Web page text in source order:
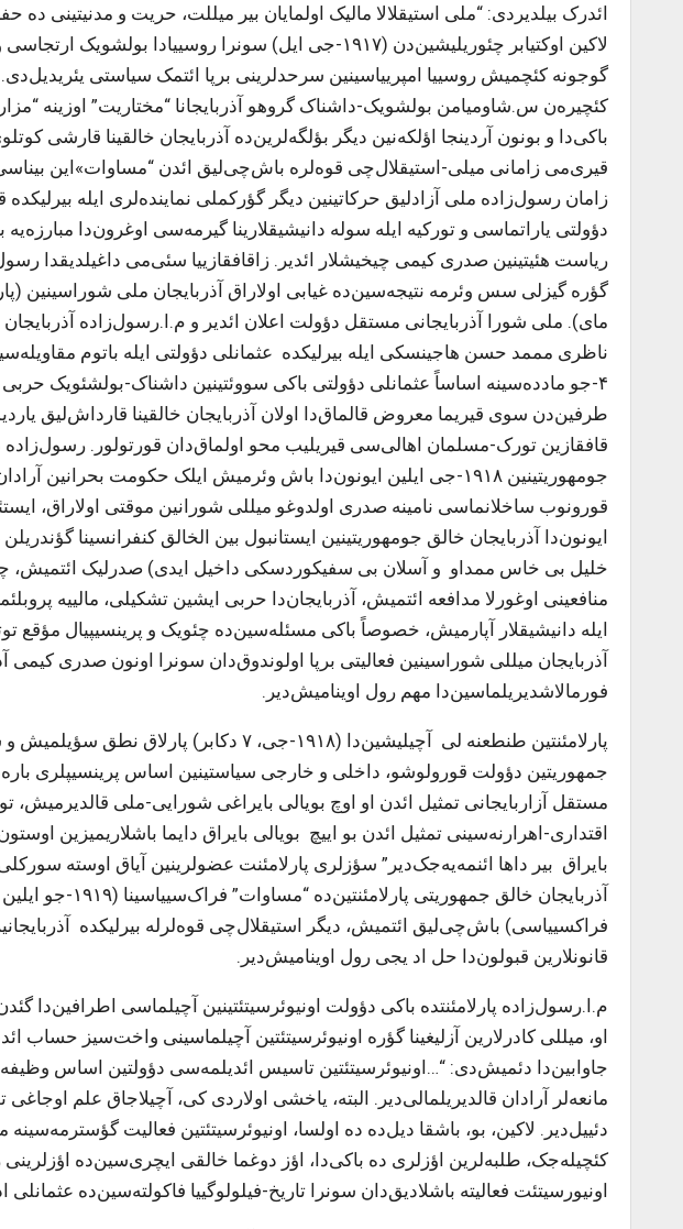
ائد‌رک بیلدیردی: “ملی استیقلالا مالیک اولمایان بیر میللت، حریت و مدنیتینی ده
لاکین اوکتیابر چئوریلیشین‌دن (۱۹۱۷-جی ایل) سونرا
گوجونه کئچمیش روسییا امپرییاسینین سرحدلرینی برپا ائتمک سیاستی یئریدیل‌دی.
باکی‌دا و بونون آردینجا اؤلکه‌نین دیگر بؤلگه‌لرین‌ده آذربایجان خالقینا قارشی
قیری‌می زامانی میلی-استیقلال‌چی قوه‌لره باش‌چی‌لیق ائد‌ن “مساوات»این
زامان رسول‌زاده ملی آزادلیق حرکاتینین دیگر گؤرکملی نماینده‌لری ایله بیرلیکده
دؤولتی یاراتماسی و تورکیه ایله سوله دانیشیقلارینا گیرمه‌سی اوغرون‌دا
ریاست هئیتینین صدری کیمی چیخیشلار ائدیر. زاقافقازییا سئی‌می داغیلدیقدا
مای). ملی شورا آذربایجانی مستقل دؤولت اعلان ائدیر و م.ا.رسول‌زاده
۴-جو مادده‌سینه اساساً عثمانلی دؤولتی باکی سووئتینین داشناک-بولشئویک
طرفین‌دن سوی قیریما معروض قالماق‌دا اولان آذربایجان خالقینا قارداش‌لیق
قافقازین تورک-مسلمان اهالی‌سی قیریلیب محو اولماق‌دان قورتولور.
جومهوریتینین ۱۹۱۸-جی ایلین ایونون‌دا باش وئرمیش ایلک حکومت
ایونون‌دا آذربایجان خالق جومهوریتینین ایستانبول بین الخالق کنفرانسینا
خلیل بی خاس ممداو و آسلان بی سفیکوردسکی داخیل ایدی) صدرلیک ائتمیش،
منافعینی اوغورلا مدافعه ائتمیش، آذربایجان‌دا حربی ایشین تشکیلی، مالییه
آذربایجان میللی شوراسینین فعالیتی برپا اولوندوق‌دان سونرا اونون صدری کیمی
فورمالاشدیریلماسین‌دا مهم رول اوینامیش‌دیر.
پارلامئنتین طنطعنه لی ‌ آچیلیشین‌دا (۱۹۱۸-جی، ۷
جمهوریتین دؤولت قورولوشو، داخلی و خارجی سیاستینین اساس پرینسیپلری
مستقل آزاربایجانی تمثیل ائد‌ن او اوچ بویالی بایراغی شورایی-ملی قالدیرمیش،
اقتداری-اهرارنه‌سینی تمثیل ائد‌ن بو اییچ بویالی بایراق دایما باشلاریمیزین
بایراق بیر داها ائنمه‌یه‌جک‌دیر” سؤزلری پارلامئنت عضولرینین آیاق اوسته
آذربایجان خالق
فراکسییاسی) باش‌چی‌لیق ائتمیش، دیگر استیقلال‌چی قوه‌لرله بیرلیکده
قانونلارین قبولون‌دا حل اد یجی رول اوینامیش‌دیر.
م.ا.رسول‌زاده پارلامئنتده باکی دؤولت اونیوئرسیتئتینین آچیلماسی
او، میللی کادرلارین آزلیغینا گؤره اونیوئرسیتئتین آچیلماسینی واخت‌سیز حساب
جاوابین‌دا دئمیش‌دی: “…اونیوئرسیتئتین تاسیس ائدیلمه‌سی دؤولتین اساس
مانعه‌لر آرادان قالدیریلمالی‌دیر. البته، یاخشی اولاردی کی، آچیلاجاق علم
دئییل‌دیر. لاکین، بو، باشقا دیل‌ده ده اولسا، اونیوئرسیتئتین فعالیت
کئچیله‌جک، طلبه‌لرین اؤزلری ده باکی‌دا، اؤز دوغما خالقی ایچری‌سین‌ده
اونیورسیتئت فعالیته باشلادیق‌دان سونرا تاریخ-فیلولوگییا فاکولته‌سین‌ده